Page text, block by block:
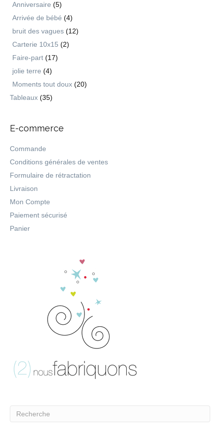
Anniversaire (5)
Arrivée de bébé (4)
bruit des vagues (12)
Carterie 10x15 (2)
Faire-part (17)
jolie terre (4)
Moments tout doux (20)
Tableaux (35)
E-commerce
Commande
Conditions générales de ventes
Formulaire de rétractation
Livraison
Mon Compte
Paiement sécurisé
Panier